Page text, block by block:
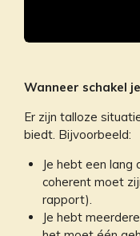
Wanneer schakel
Er zijn talloze
biedt. Bijvoorbeeld:
Je hebt een lang
coherent moet
rapport).
Je hebt